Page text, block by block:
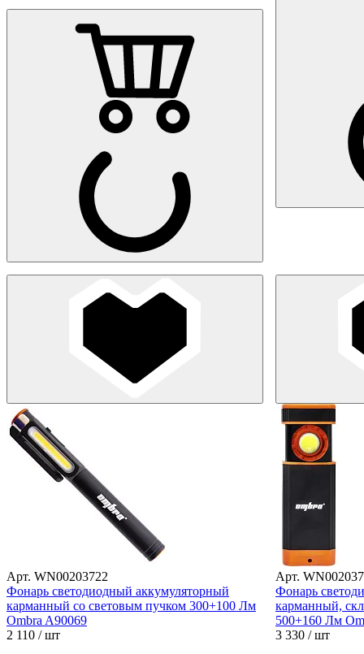
Арт. WN00203722
Фонарь светодиодный аккумуляторный
карманный со световым пучком 300+100 Лм
Ombra A90069
2 110 / шт
Арт.
Фонарь
карманный,
500+160 Лм
3 330 / шт